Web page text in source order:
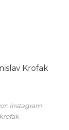
Krofak
Instagram